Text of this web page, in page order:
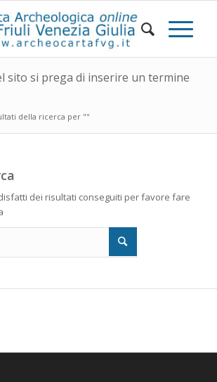
sito si prega di inserire un termine
della ricerca per ""
dei risultati conseguiti per favore fare